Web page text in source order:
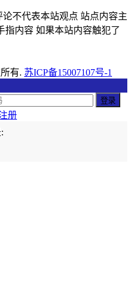
不代表本站观点 站点内容主
指内容 如果本站内容触犯了
有. 苏ICP备15007107号-1
册